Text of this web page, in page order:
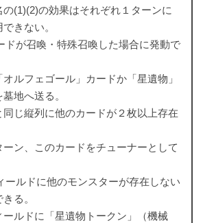
の(1)(2)の効果はそれぞれ１ターンに
きない。
ドが召喚・特殊召喚した場合に発動で
ルフェゴール」カードか「星遺物」
地へ送る。
同じ縦列に他のカードが２枚以上存在
ーン、このカードをチューナーとして
ールドに他のモンスターが存在しない
る。
ールドに「星遺物トークン」（機械